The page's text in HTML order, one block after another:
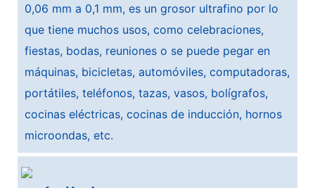
0,06 mm a 0,1 mm, es un grosor ultrafino por lo
que tiene muchos usos, como celebraciones,
fiestas, bodas, reuniones o se puede pegar en
máquinas, bicicletas, automóviles, computadoras,
portátiles, teléfonos, tazas, vasos, bolígrafos,
cocinas eléctricas, cocinas de inducción, hornos
microondas, etc.